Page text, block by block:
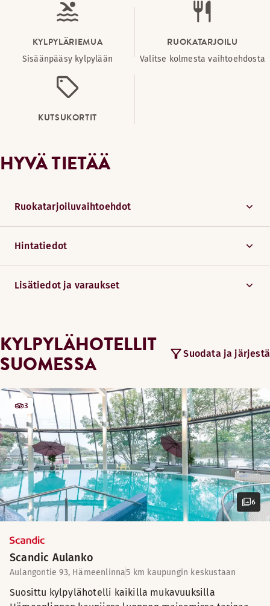
KYLPYLÄRIEMUA
Sisäänpääsy kylpylään
RUOKATARJOILU
Valitse kolmesta vaihtoehdosta
KUTSUKORTIT
HYVÄ TIETÄÄ
Ruokatarjoiluvaihtoehdot
Hintatiedot
Lisätiedot ja varaukset
KYLPYLÄHOTELLIT
SUOMESSA Suodata ja järjestä
6
3
Scandic Aulanko
Aulangontie 93, Hämeenlinna5 km kaupungin keskustaan
Suosittu kylpylähotelli kaikilla mukavuuksilla